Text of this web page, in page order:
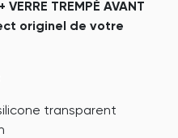
VERRE TREMPÉ AVANT
originel de votre
transparent